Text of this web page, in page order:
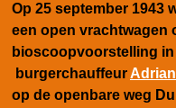
Op 25 september 1943
een open vrachtwagen
bioscoopvoorstelling
burgerchauffeur
op de openbare weg